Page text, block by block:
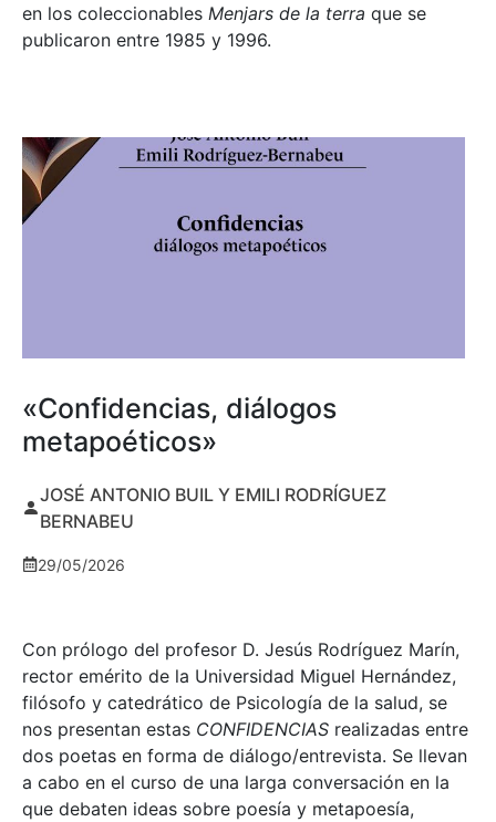
en los coleccionables Menjars de la terra que se
publicaron entre 1985 y 1996.
«Confidencias, diálogos
metapoéticos»
JOSÉ ANTONIO BUIL Y EMILI RODRÍGUEZ
BERNABEU
29/05/2026
Con prólogo del profesor D. Jesús Rodríguez Marín,
rector emérito de la Universidad Miguel Hernández,
filósofo y catedrático de Psicología de la salud, se
nos presentan estas CONFIDENCIAS realizadas entre
dos poetas en forma de diálogo/entrevista. Se llevan
a cabo en el curso de una larga conversación en la
que debaten ideas sobre poesía y metapoesía,